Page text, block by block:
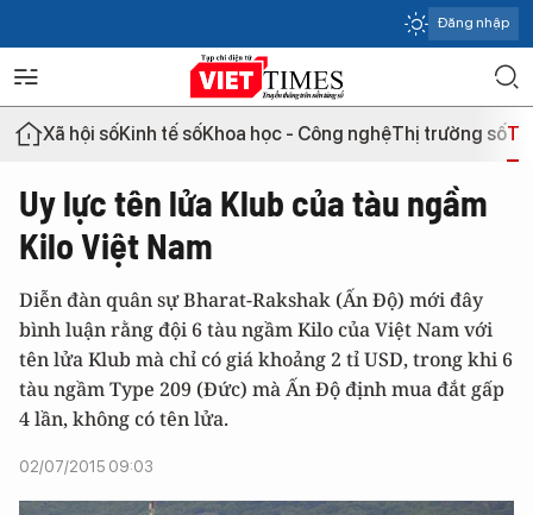
Đăng nhập
Xã hội sốKinh tế sốKhoa học - Công nghệThị trường số
Uy lực tên lửa Klub của tàu ngầm
Kilo Việt Nam
Diễn đàn quân sự Bharat-Rakshak (Ấn Độ) mới đây
bình luận rằng đội 6 tàu ngầm Kilo của Việt Nam với
tên lửa Klub mà chỉ có giá khoảng 2 tỉ USD, trong khi 6
tàu ngầm Type 209 (Đức) mà Ấn Độ định mua đắt gấp
4 lần, không có tên lửa.
02/07/2015 09:03